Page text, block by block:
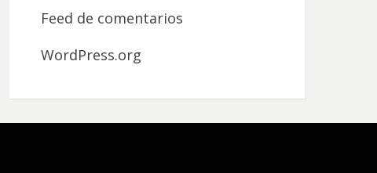
Feed de comentarios
WordPress.org